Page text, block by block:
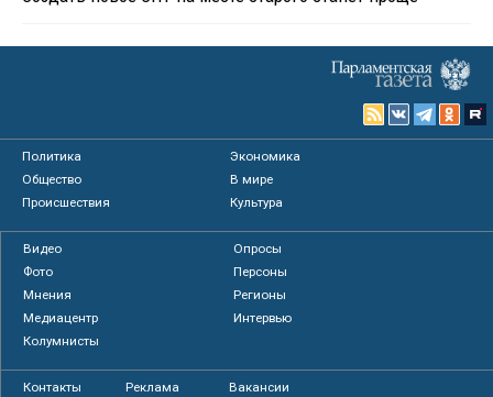
Политика
Экономика
Общество
В мире
Происшествия
Культура
Видео
Опросы
Фото
Персоны
Мнения
Регионы
Медиацентр
Интервью
Колумнисты
Контакты Реклама Вакансии